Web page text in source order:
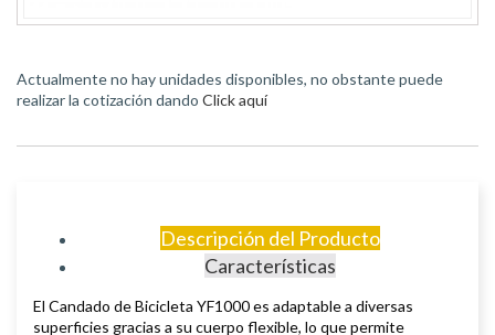
Actualmente no hay unidades disponibles, no obstante puede
realizar la cotización dando Click aquí
Descripción del Producto
Características
El Candado de Bicicleta YF1000 es adaptable a diversas
superficies gracias a su cuerpo flexible, lo que permite